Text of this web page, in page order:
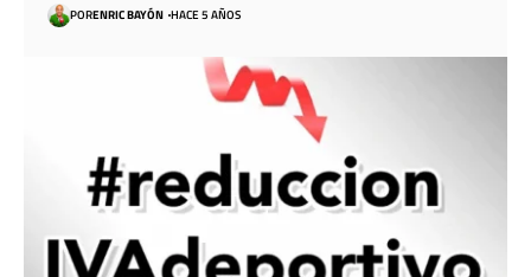
PORENRIC BAYÓN HACE 5 AÑOS